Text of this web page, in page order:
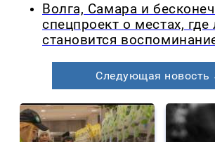
Волга, Самара и
спецпроект о местах, где
становится
Следующая новость